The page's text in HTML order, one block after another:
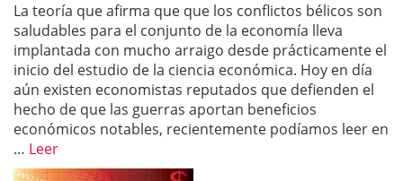
La teoría que afirma que que los conflictos bélicos son
saludables para el conjunto de la economía lleva
implantada con mucho arraigo desde prácticamente el
inicio del estudio de la ciencia económica. Hoy en día
aún existen economistas reputados que defienden el
hecho de que las guerras aportan beneficios
económicos notables, recientemente podíamos leer en
… Leer